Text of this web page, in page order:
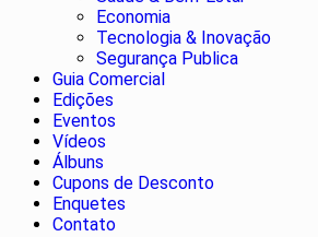
Economia
Tecnologia & Inovação
Segurança Publica
Guia Comercial
Edições
Eventos
Vídeos
Álbuns
Cupons de Desconto
Enquetes
Contato